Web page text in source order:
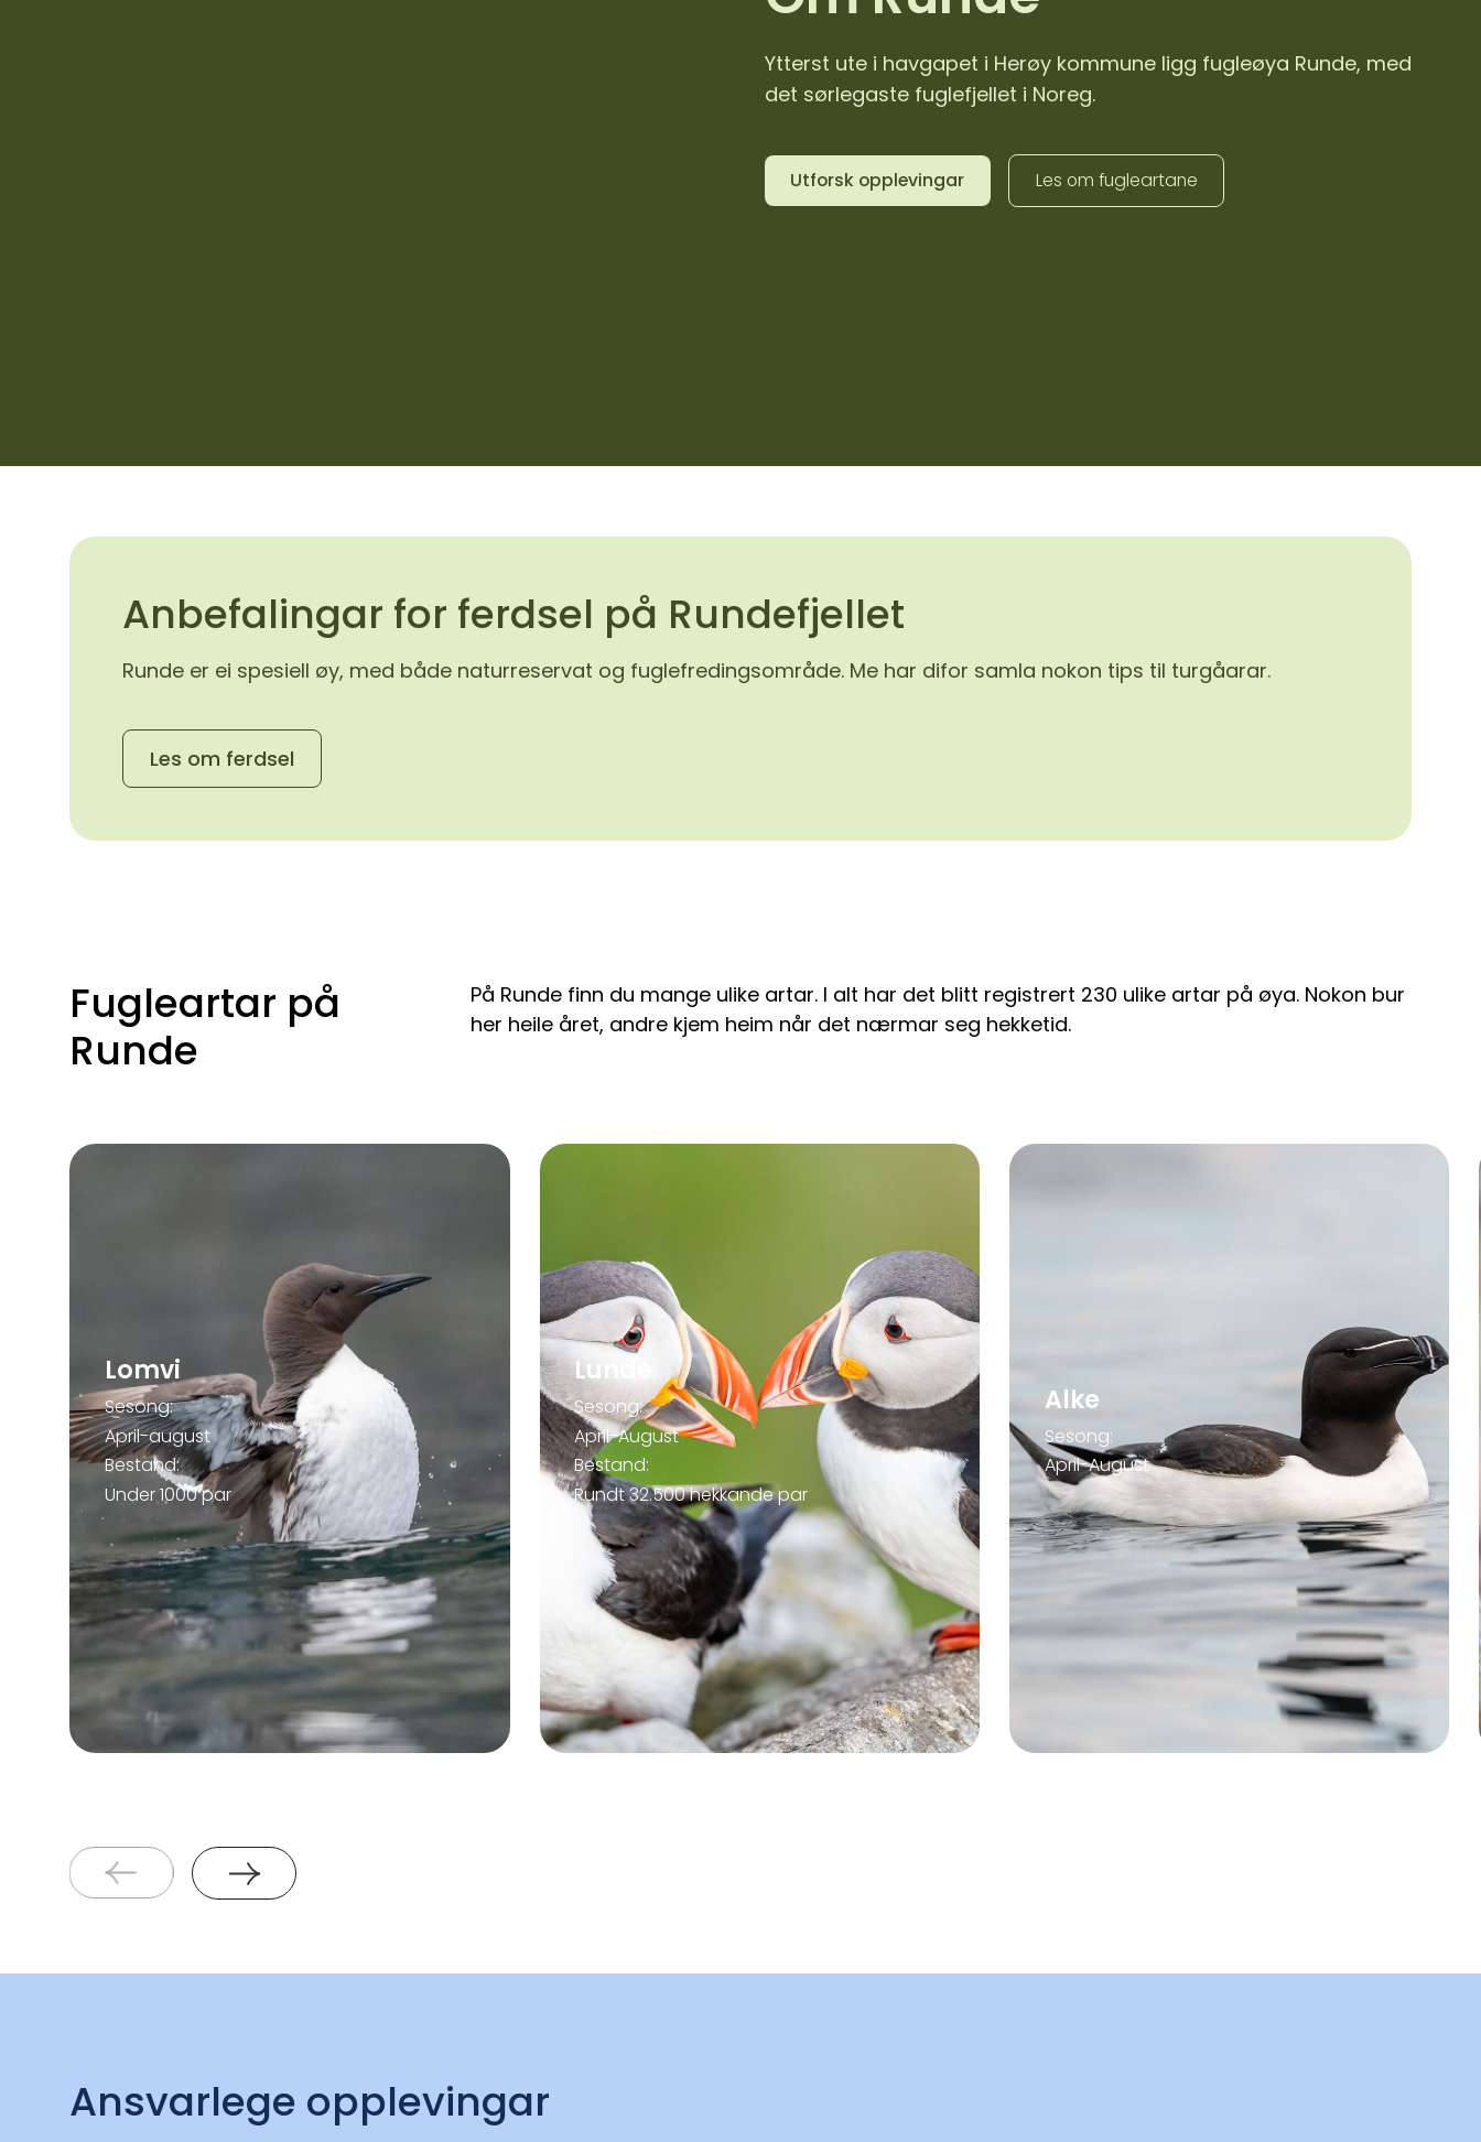
Ytterst ute i havgapet i Herøy kommune ligg fugleøya Runde, med
det sørlegaste fuglefjellet i Noreg.
Utforsk opplevingar Les om fugleartane
Anbefalingar for ferdsel på Rundefjellet
Runde er ei spesiell øy, med både naturreservat og fuglefredingsområde. Me har difor samla nokon tips til turgåarar.
Les om ferdsel
Fugleartar på
Runde
På Runde finn du mange ulike artar. I alt har det blitt registrert 230 ulike artar på øya. Nokon bur
her heile året, andre kjem heim når det nærmar seg hekketid.
Lomvi
Sesong:
April-august
Bestand:
Under 1000 par
Lunde
Sesong:
April-August
Bestand:
Rundt 32.500 hekkande par
Alke
Sesong:
April-August
Ansvarlege opplevingar